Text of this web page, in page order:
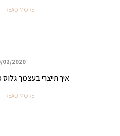
READ MORE
02/2020
איך תייצרי בעצמך
READ MORE